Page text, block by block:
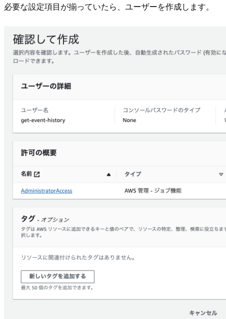
必要な設定項目が揃っていたら、ユーザーを作成します。